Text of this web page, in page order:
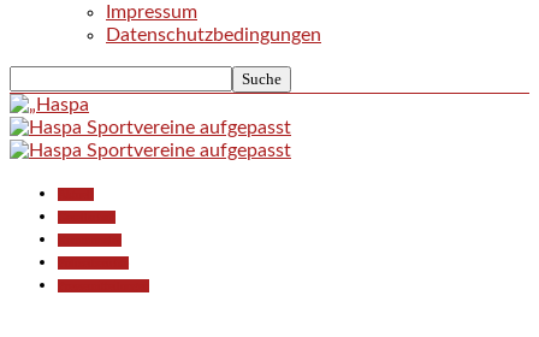
Impressum
Datenschutzbedingungen